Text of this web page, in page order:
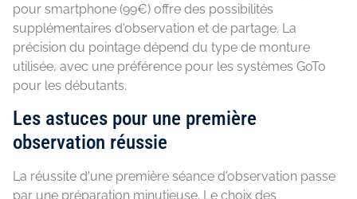
pour smartphone (99€) offre des possibilités
supplémentaires d'observation et de partage. La
précision du pointage dépend du type de monture
utilisée, avec une préférence pour les systèmes GoTo
pour les débutants.
Les astuces pour une première
observation réussie
La réussite d'une première séance d'observation passe
par une préparation minutieuse. Le choix des